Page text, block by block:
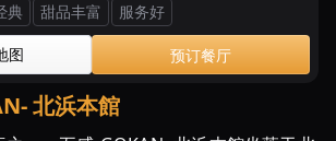
ー
キ」・
り
く
ろ
典 甜品丰富 服务好
图 预订餐厅
北浜本館